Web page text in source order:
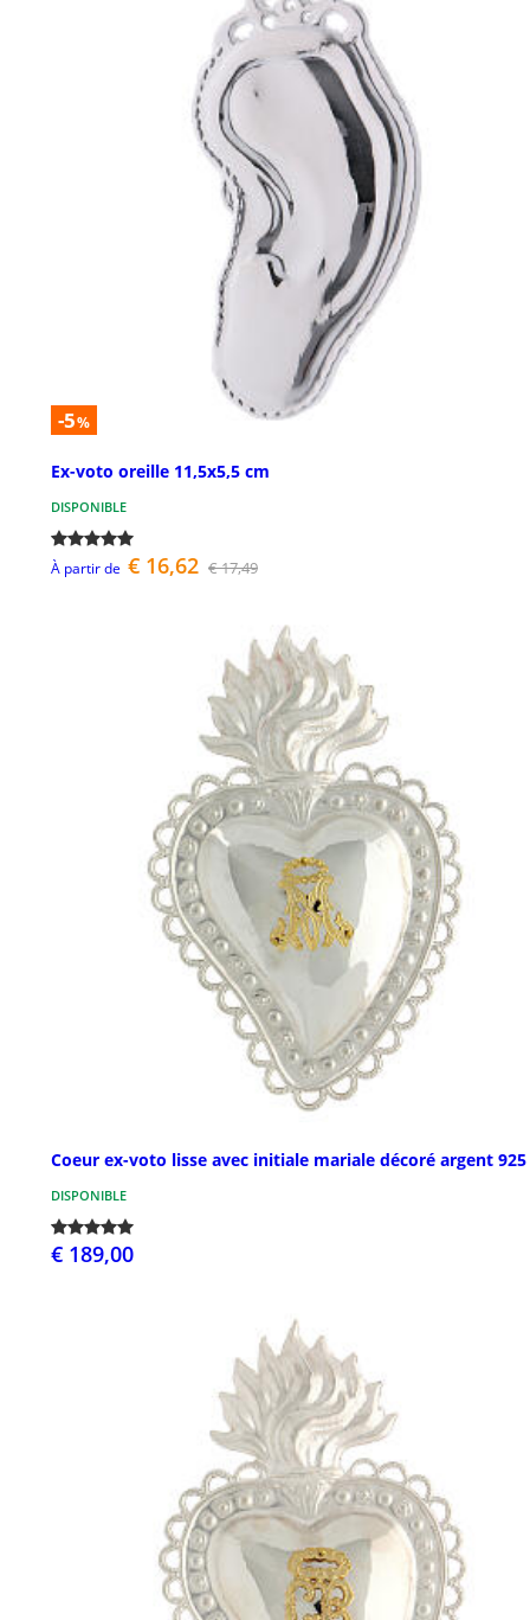
-5%
Ex-voto oreille 11,5x5,5 cm
DISPONIBLE
À partir de € 16,62 € 17,49
Coeur ex-voto lisse avec initiale mariale décoré argent 925
DISPONIBLE
€ 189,00